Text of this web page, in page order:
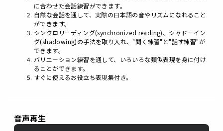
に合わせた会話練習ができます。
自然な会話を通して、実際の日本語の音やリズムになれること
ができます。
シンクロリーディング(synchronized reading)、シャドーイン
グ(shadowing)の手法を取り入れ、"聞く練習"と"話す練習"が
できます。
バリエーション練習を通して、いろいろな類似表現を身に付け
ることができます。
すぐに使えるお役立ち表現集付き。
音声再生